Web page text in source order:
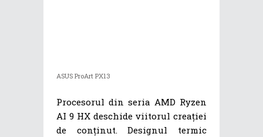
ASUS ProArt PX13
Procesorul din seria AMD Ryzen
AI 9 HX deschide viitorul creației
de conținut. Designul termic